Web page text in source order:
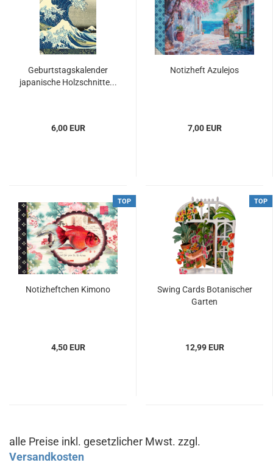
Geburtstagskalender
japanische Holzschnitte...
6,00 EUR
Notizheft Azulejos
7,00 EUR
TOP
Notizheftchen Kimono
4,50 EUR
TOP
Swing Cards Botanischer
Garten
12,99 EUR
alle Preise inkl. gesetzlicher Mwst. zzgl.
Versandkosten